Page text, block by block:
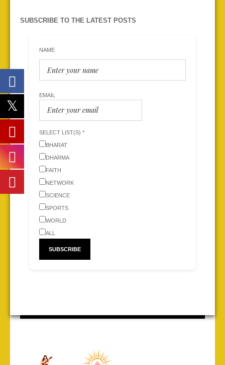
SUBSCRIBE TO THE LATEST POSTS
NAME
EMAIL
SELECT LIST(S) *
BHARAT
DHARMA
FAITH
NETWORK
SCIENCE
SPORTS
WORLD
ALL